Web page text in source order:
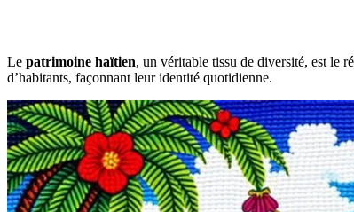
Le patrimoine haïtien, un véritable tissu de diversité, est le
d’habitants, façonnant leur identité quotidienne.